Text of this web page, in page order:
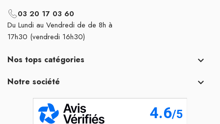
03 20 17 03 60
Du Lundi au Vendredi de de 8h à
17h30 (vendredi 16h30)
Nos tops catégories 
Notre société 